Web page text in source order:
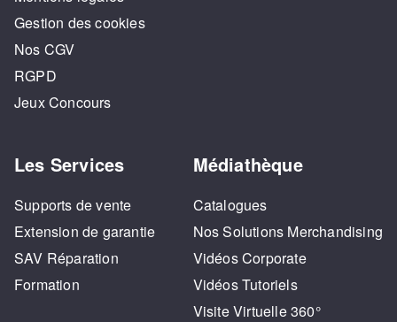
Gestion des cookies
Nos CGV
RGPD
Jeux Concours
Les Services
Supports de vente
Extension de garantie
SAV Réparation
Formation
Médiathèque
Catalogues
Nos Solutions Merchandising
Vidéos Corporate
Vidéos Tutoriels
Visite Virtuelle 360°